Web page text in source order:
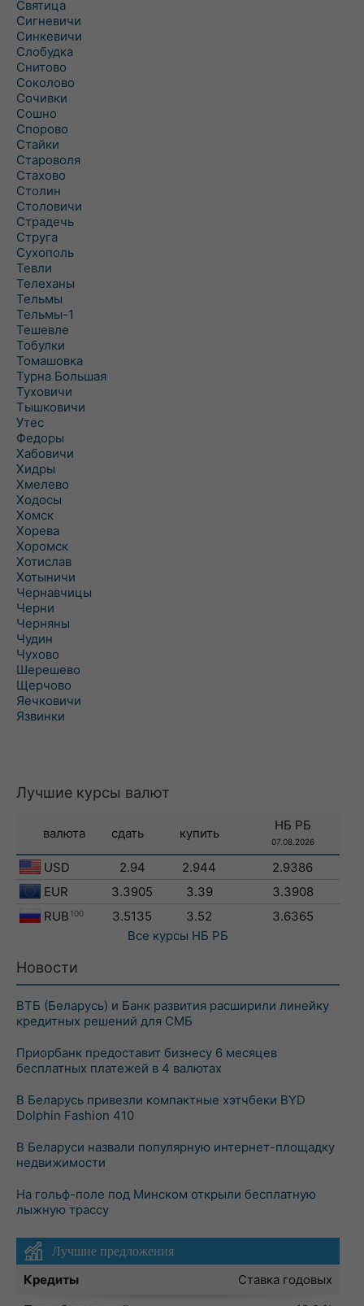
Святица
Сигневичи
Синкевичи
Слобудка
Снитово
Соколово
Сочивки
Сошно
Спорово
Стайки
Староволя
Стахово
Столин
Столовичи
Страдечь
Струга
Сухополь
Тевли
Телеханы
Тельмы
Тельмы-1
Тешевле
Тобулки
Томашовка
Турна Большая
Туховичи
Тышковичи
Утес
Федоры
Хабовичи
Хидры
Хмелево
Ходосы
Хомск
Хорева
Хоромск
Хотислав
Хотыничи
Чернавчицы
Черни
Черняны
Чудин
Чухово
Шерешево
Щерчово
Яечковичи
Язвинки
Лучшие курсы валют
валюта сдать купить
НБ РБ
07.08.2026
USD 2.94 2.944
2.9386
EUR
3.3905 3.39
3.3908
RUB 100 3.5135 3.52
3.6365
Все курсы НБ РБ
Новости
ВТБ (Беларусь) и Банк развития расширили линейку
кредитных решений для СМБ
Приорбанк предоставит бизнесу 6 месяцев
бесплатных платежей в 4 валютах
В Беларусь привезли компактные хэтчбеки BYD
Dolphin Fashion 410
В Беларуси назвали популярную интернет-площадку
недвижимости
На гольф-поле под Минском открыли бесплатную
лыжную трассу
Лучшие предложения
Кредиты
Ставка годовых